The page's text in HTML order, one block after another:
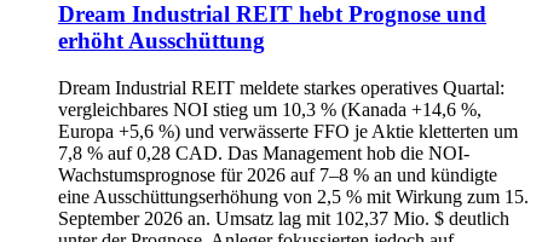
Dream Industrial REIT hebt Prognose und
erhöht Ausschüttung
Dream Industrial REIT meldete starkes operatives Quartal:
vergleichbares NOI stieg um 10,3 % (Kanada +14,6 %,
Europa +5,6 %) und verwässerte FFO je Aktie kletterten um
7,8 % auf 0,28 CAD. Das Management hob die NOI-
Wachstumsprognose für 2026 auf 7–8 % an und kündigte
eine Ausschüttungserhöhung von 2,5 % mit Wirkung zum 15.
September 2026 an. Umsatz lag mit 102,37 Mio. $ deutlich